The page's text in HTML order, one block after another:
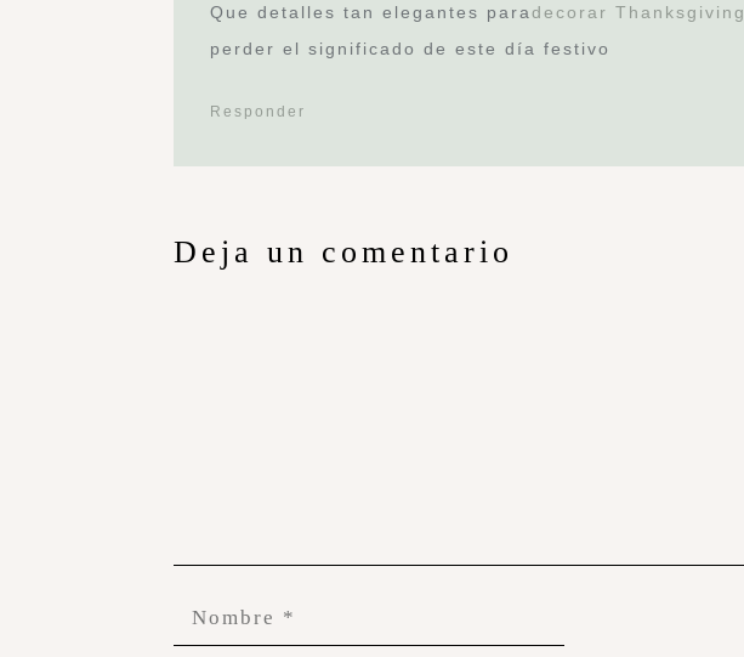
Que detalles tan elegantes paradecorar Thanksgiving
perder el significado de este día festivo
Responder
Deja un comentario